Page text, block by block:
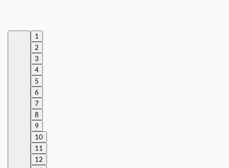
1
2
3
4
5
6
7
8
9
10
11
12